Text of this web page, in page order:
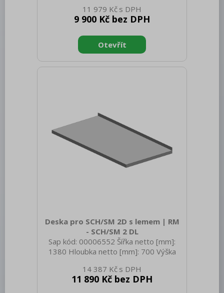
10.00 Šířka brutto [mm]: 750 Hloubka
brutto [mm]: 1480 Výška brutto [mm]:
Doplňující informace: Dřez-sink-couler-
Waschbecken (300x400x165 mm)
11 979 Kč
9 900 Kč bez DPH
Deska pro SCH/SM 2D s lemem | RM
- SCH/SM 2 DL
Sap kód: 00006552 Šířka netto [mm]:
1380 Hloubka netto [mm]: 700 Výška
10.00 Šířka brutto [mm]: 1380 Hloubka
brutto [mm]: 1380 Výška brutto [mm]:
14 387 Kč
11 890 Kč bez DPH